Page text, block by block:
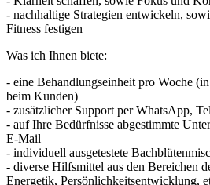
- nachhaltige Strategien entwickeln,
Fitness festigen
Was ich Ihnen biete:
- eine Behandlungseinheit pro Woche
beim Kunden)
- zusätzlicher Support per WhatsApp,
- auf Ihre Bedürfnisse abgestimmte
E-Mail
- individuell ausgetestete
- diverse Hilfsmittel aus den Bereichen
Energetik, Persönlichkeitsentwicklung,